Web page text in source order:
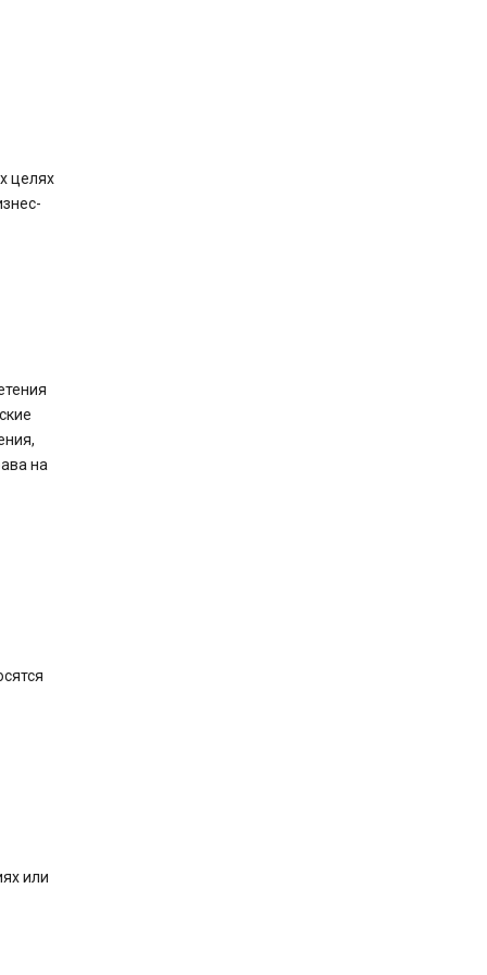
целях
на
или